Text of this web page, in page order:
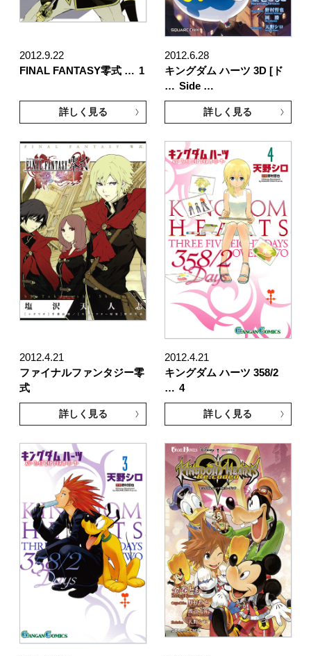
2012.9.22
FINAL FANTASY零式 … 1
詳しく見る
2012.6.28
キングダム ハーツ 3D [ド
… Side …
詳しく見る
2012.4.21
ファイナルファンタジー零
式
詳しく見る
2012.4.21
キングダム ハーツ 358/2
… 4
詳しく見る